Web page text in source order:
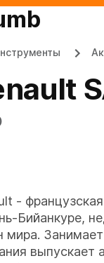
-
Бийанкуре,
мира.
выпускает